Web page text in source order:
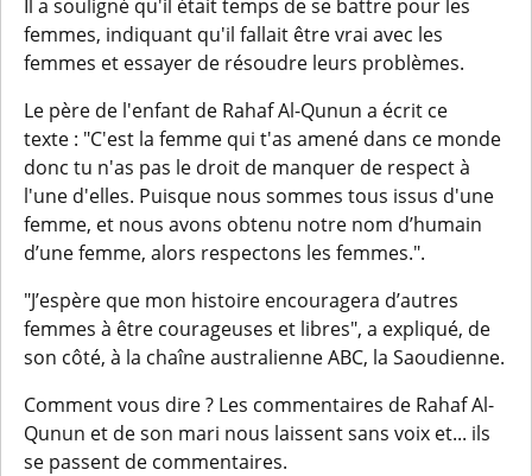
Il a souligné qu'il était temps de se battre pour les
femmes, indiquant qu'il fallait être vrai avec les
femmes et essayer de résoudre leurs problèmes.
Le père de l'enfant de Rahaf Al-Qunun a écrit ce
texte : "C'est la femme qui t'as amené dans ce monde
donc tu n'as pas le droit de manquer de respect à
l'une d'elles. Puisque nous sommes tous issus d'une
femme, et nous avons obtenu notre nom d’humain
d’une femme, alors respectons les femmes.".
"J’espère que mon histoire encouragera d’autres
femmes à être courageuses et libres", a expliqué, de
son côté, à la chaîne australienne ABC, la Saoudienne.
Comment vous dire ? Les commentaires de Rahaf Al-
Qunun et de son mari nous laissent sans voix et... ils
se passent de commentaires.